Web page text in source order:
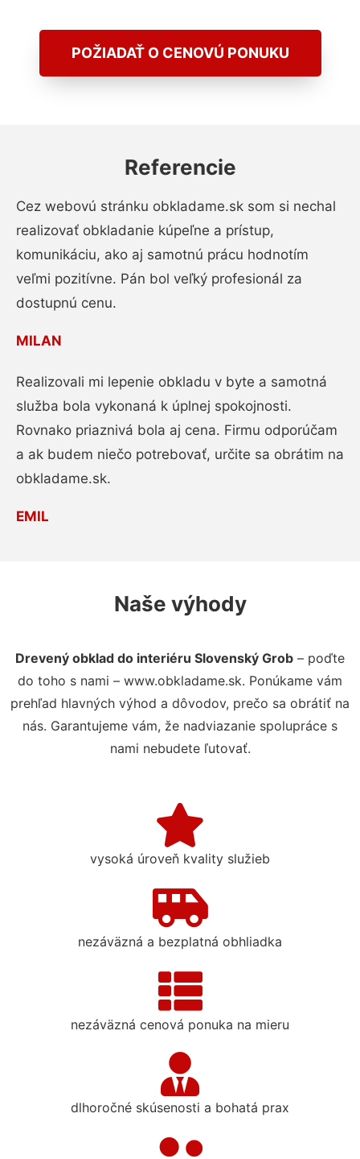
POŽIADAŤ O CENOVÚ PONUKU
Referencie
Cez webovú stránku obkladame.sk som si nechal
realizovať obkladanie kúpeľne a prístup,
komunikáciu, ako aj samotnú prácu hodnotím
veľmi pozitívne. Pán bol veľký profesionál za
dostupnú cenu.
MILAN
Realizovali mi lepenie obkladu v byte a samotná
služba bola vykonaná k úplnej spokojnosti.
Rovnako priaznivá bola aj cena. Firmu odporúčam
a ak budem niečo potrebovať, určite sa obrátim na
obkladame.sk.
EMIL
Naše výhody
Drevený obklad do interiéru Slovenský Grob – poďte
do toho s nami – www.obkladame.sk. Ponúkame vám
prehľad hlavných výhod a dôvodov, prečo sa obrátiť na
nás. Garantujeme vám, že nadviazanie spolupráce s
nami nebudete ľutovať.
vysoká úroveň kvality služieb
nezáväzná a bezplatná obhliadka
nezáväzná cenová ponuka na mieru
dlhoročné skúsenosti a bohatá prax